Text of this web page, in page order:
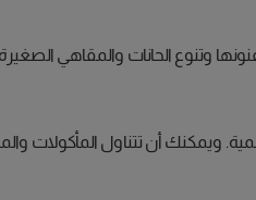
وتنوع الحانات والمقاهي الصغيرة
ويمكنك أن تتناول المأكولات